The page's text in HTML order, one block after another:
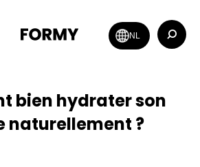
NL
:
bien hydrater son
naturellement ?